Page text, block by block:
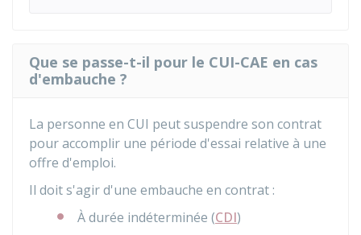
Que se passe-t-il pour le CUI-CAE en cas
d'embauche ?
La personne en CUI peut suspendre son contrat
pour accomplir une période d'essai relative à une
offre d'emploi.
Il doit s'agir d'une embauche en contrat :
À durée indéterminée (CDI)